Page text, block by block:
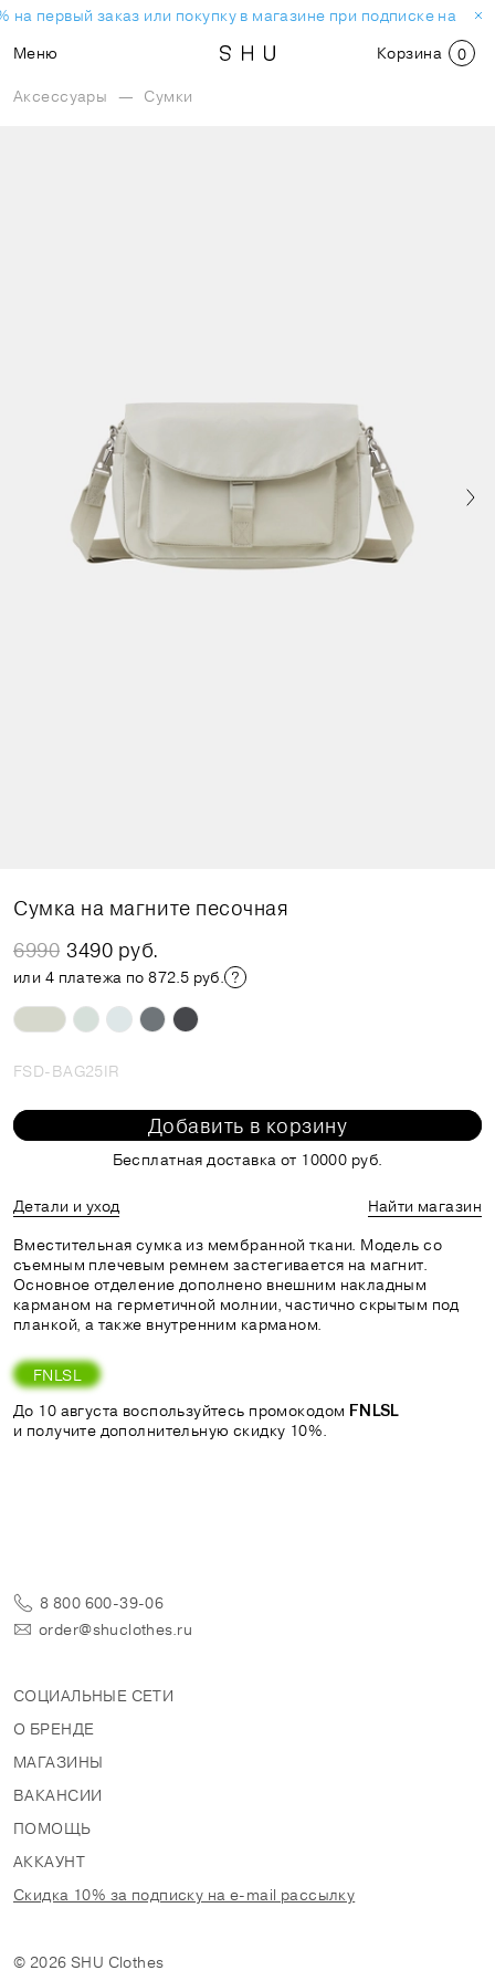
на первый заказ или покупку в магазине при подписке на
Меню
Корзина 0
Аксессуары — Сумки
Сумка на магните песочная
6990 3490 руб.
или 4 платежа по 872.5 руб.
FSD-BAG25IR
Добавить в корзину
Бесплатная доставка от 10000 руб.
Детали и уход
Найти магазин
Вместительная сумка из мембранной ткани. Модель со
съемным плечевым ремнем застегивается на магнит.
Основное отделение дополнено внешним накладным
карманом на герметичной молнии, частично скрытым под
планкой, а также внутренним карманом.
FNLSL
До 10 августа воспользуйтесь промокодом FNLSL
и получите дополнительную скидку 10%.
8 800 600-39-06
order@shuclothes.ru
СОЦИАЛЬНЫЕ СЕТИ
О БРЕНДЕ
МАГАЗИНЫ
ВАКАНСИИ
ПОМОЩЬ
АККАУНТ
Скидка 10% за подписку на e-mail рассылку
© 2026 SHU Clothes